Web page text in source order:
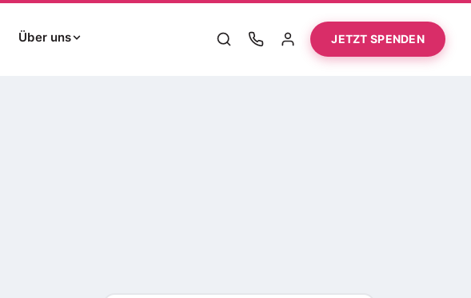
Über uns JETZT SPENDEN